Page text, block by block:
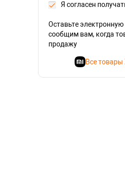
Я согласен
Оставьте
сообщим вам, когда
продажу
Все товары